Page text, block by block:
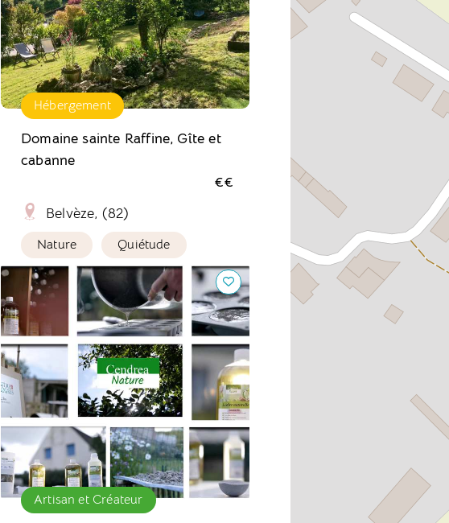
Hébergement
Domaine sainte Raffine, Gîte et
cabanne
€€
Belvèze, (82)
Nature Quiétude
Artisan et Créateur
Cendrea Nature, des produits
d'entretien à l'ancienne.